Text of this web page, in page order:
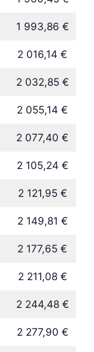
1 993,86 €
2 016,14 €
2 032,85 €
2 055,14 €
2 077,40 €
2 105,24 €
2 121,95 €
2 149,81 €
2 177,65 €
2 211,08 €
2 244,48 €
2 277,90 €